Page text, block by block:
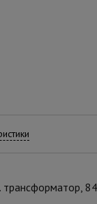
трансформатор,